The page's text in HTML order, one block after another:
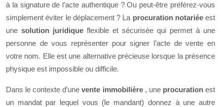
à la signature de l’acte authentique ? Ou peut-être préférez-vous
simplement éviter le déplacement ? La procuration notariée est
une solution juridique flexible et sécurisée qui permet à une
personne de vous représenter pour signer l’acte de vente en
votre nom. Elle est une alternative précieuse lorsque la présence
physique est impossible ou difficile.
Dans le contexte d’unevente immobilière , une procurationest
un mandat par lequel vous (le mandant) donnez à une autre